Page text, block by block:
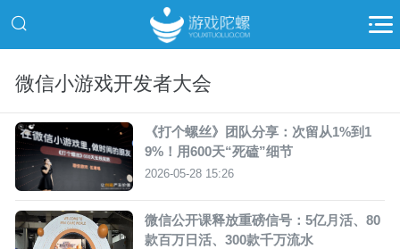
微信小游戏开发者大会
《打个螺丝》团队分享：次留从1%到1
9%！用600天“死磕”细节
2026-05-28 15:26
微信公开课释放重磅信号：5亿月活、80
款百万日活、300款千万流水